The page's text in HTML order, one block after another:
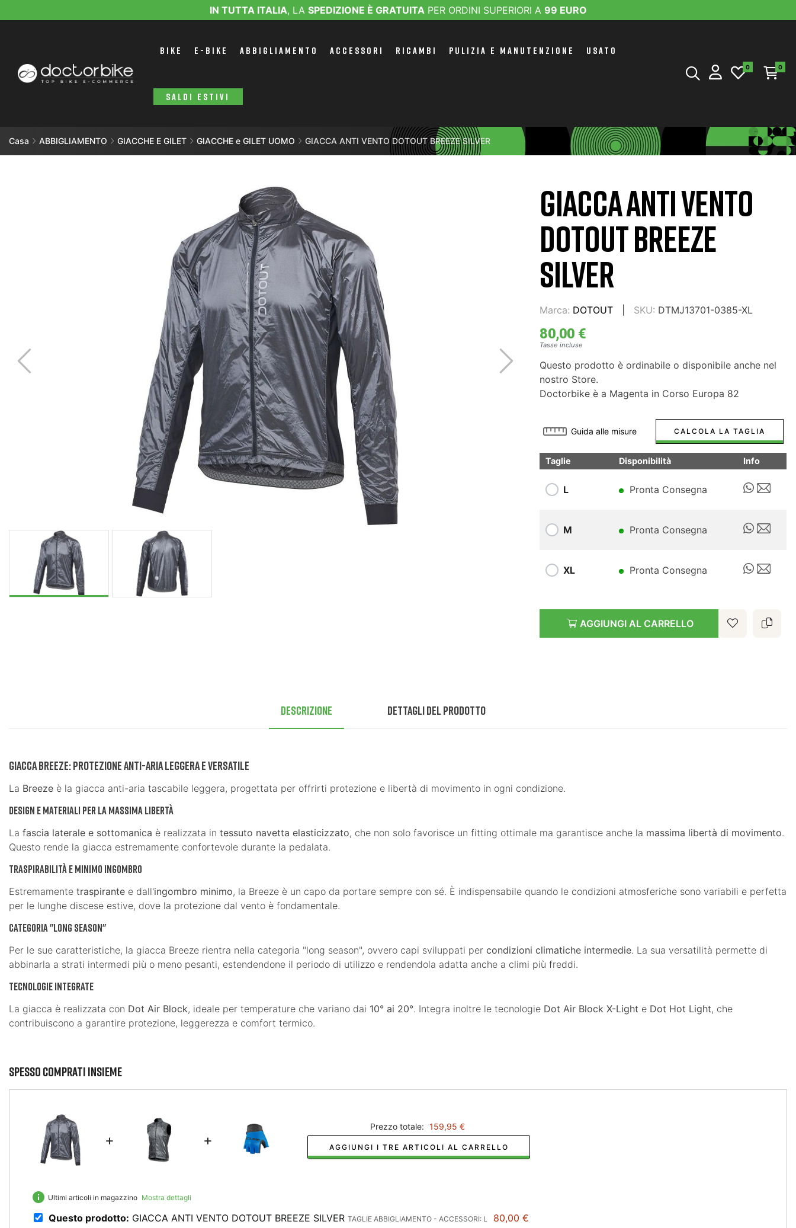
IN TUTTA ITALIA, LA SPEDIZIONE È GRATUITAPER ORDINI SUPERIORI A 99 EURO
BIKE E-BIKE ABBIGLIAMENTO ACCESSORI RICAMBI PULIZIA E MANUTENZIONE USATO
SALDI ESTIVI
0 0
Casa ABBIGLIAMENTO GIACCHE E GILET GIACCHE e GILET UOMO GIACCA ANTI VENTO DOTOUT BREEZE SILVER
GIACCA ANTI VENTO
DOTOUT BREEZE
SILVER
Marca: DOTOUT SKU: DTMJ13701-0385-XL
80,00 €
Tasse incluse
Questo prodotto è ordinabile o disponibile anche nel
nostro Store.
Doctorbike è a Magenta in Corso Europa 82
Guida alle misure CALCOLA LA TAGLIA
Taglie Disponibilità Info
L Pronta Consegna
M Pronta Consegna
XL Pronta Consegna
AGGIUNGI AL CARRELLO
Descrizione Dettagli del prodotto
Giacca Breeze: Protezione Anti-Aria Leggera e Versatile
La Breeze è la giacca anti-aria tascabile leggera, progettata per offrirti protezione e libertà di movimento in ogni condizione.
Design e Materiali per la Massima Libertà
La fascia laterale e sottomanica è realizzata in tessuto navetta elasticizzato, che non solo favorisce un fitting ottimale ma garantisce anche la massima libertà di movimento.
Questo rende la giacca estremamente confortevole durante la pedalata.
Traspirabilità e Minimo Ingombro
Estremamente traspirante e dall'ingombro minimo, la Breeze è un capo da portare sempre con sé. È indispensabile quando le condizioni atmosferiche sono variabili e perfetta
per le lunghe discese estive, dove la protezione dal vento è fondamentale.
Categoria "Long Season"
Per le sue caratteristiche, la giacca Breeze rientra nella categoria "long season", ovvero capi sviluppati per condizioni climatiche intermedie. La sua versatilità permette di
abbinarla a strati intermedi più o meno pesanti, estendendone il periodo di utilizzo e rendendola adatta anche a climi più freddi.
Tecnologie Integrate
La giacca è realizzata con Dot Air Block, ideale per temperature che variano dai 10° ai 20°. Integra inoltre le tecnologie Dot Air Block X-Light e Dot Hot Light, che
contribuiscono a garantire protezione, leggerezza e comfort termico.
Spesso comprati insieme
+ +
Prezzo totale: 159,95 €
AGGIUNGI I TRE ARTICOLI AL CARRELLO
info Ultimi articoli in magazzino Mostra dettagli
Questo prodotto: GIACCA ANTI VENTO DOTOUT BREEZE SILVER TAGLIE ABBIGLIAMENTO - ACCESSORI: L
80,00 €